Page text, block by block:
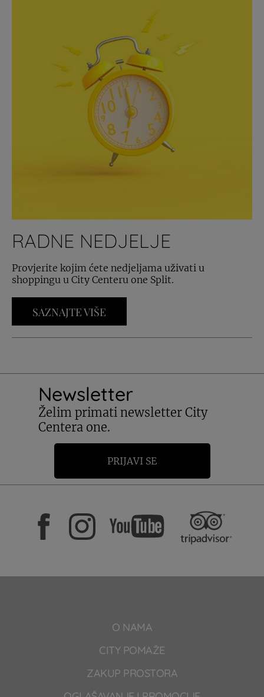
RADNE NEDJELJE
Provjerite kojim ćete nedjeljama uživati u
shoppingu u City Centeru one Split.
SAZNAJTE VIŠE
Newsletter
Želim primati newsletter City
Centera one.
PRIJAVI SE
O NAMA
CITY POMAŽE
ZAKUP PROSTORA